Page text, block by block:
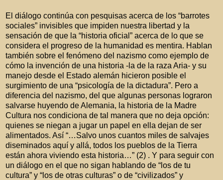
El diálogo continúa con pesquisas acerca de los “barrotes
sociales” invisibles que impiden nuestra libertad y la
sensación de que la “historia oficial” acerca de lo que se
considera el progreso de la humanidad es mentira. Hablan
también sobre el fenómeno del nazismo como ejemplo de
cómo la invención de una historia -la de la raza Aria- y su
manejo desde el Estado alemán hicieron posible el
surgimiento de una “psicología de la dictadura”. Pero a
diferencia del nazismo, del que algunas personas lograron
salvarse huyendo de Alemania, la historia de la Madre
Cultura nos condiciona de tal manera que no deja opción:
quienes se niegan a jugar un papel en ella dejan de ser
alimentados. Así “…Salvo unos cuantos miles de salvajes
diseminados aquí y allá, todos los pueblos de la Tierra
están ahora viviendo esta historia…” (2) . Y para seguir con
un diálogo en el que no sigan hablando de “los de tu
cultura” y “los de otras culturas” o de “civilizados” y